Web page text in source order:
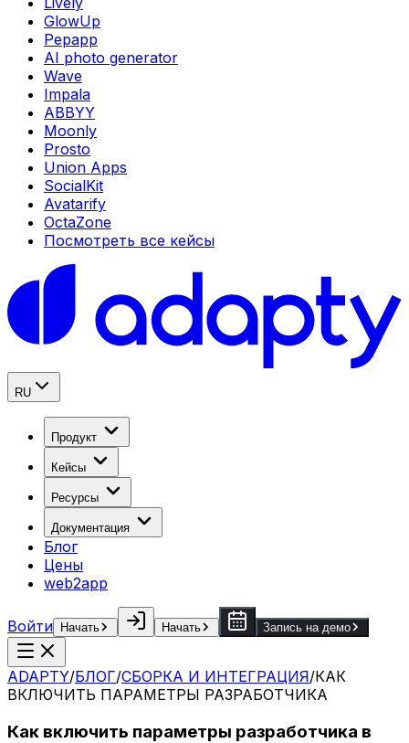
GlowUp
Pepapp
AI photo generator
Wave
Impala
ABBYY
Moonly
Prosto
Union Apps
SocialKit
Avatarify
OctaZone
Посмотреть все кейсы
RU
Продукт
Кейсы
Ресурсы
Документация
Блог
Цены
web2app
Войти Начать Начать Запись на демо
ADAPTY/БЛОГ/СБОРКА И ИНТЕГРАЦИЯ/КАК
ВКЛЮЧИТЬ ПАРАМЕТРЫ РАЗРАБОТЧИКА
Как включить параметры разработчика в